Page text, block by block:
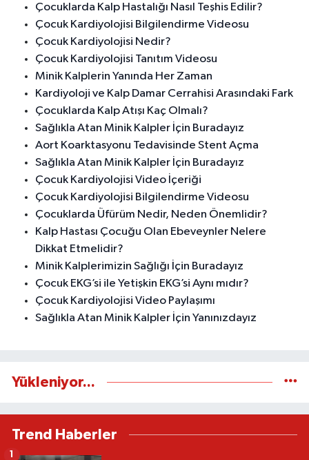
Çocuklarda Kalp Hastalığı Nasıl Teşhis Edilir?
Çocuk Kardiyolojisi Bilgilendirme Videosu
Çocuk Kardiyolojisi Nedir?
Çocuk Kardiyolojisi Tanıtım Videosu
Minik Kalplerin Yanında Her Zaman
Kardiyoloji ve Kalp Damar Cerrahisi Arasındaki Fark
Çocuklarda Kalp Atışı Kaç Olmalı?
Sağlıkla Atan Minik Kalpler İçin Buradayız
Aort Koarktasyonu Tedavisinde Stent Açma
Sağlıkla Atan Minik Kalpler İçin Buradayız
Çocuk Kardiyolojisi Video İçeriği
Çocuk Kardiyolojisi Bilgilendirme Videosu
Çocuklarda Üfürüm Nedir, Neden Önemlidir?
Kalp Hastası Çocuğu Olan Ebeveynler Nelere
Dikkat Etmelidir?
Minik Kalplerimizin Sağlığı İçin Buradayız
Çocuk EKG’si ile Yetişkin EKG’si Aynı mıdır?
Çocuk Kardiyolojisi Video Paylaşımı
Sağlıkla Atan Minik Kalpler İçin Yanınızdayız
Yükleniyor...
Trend Haberler
1